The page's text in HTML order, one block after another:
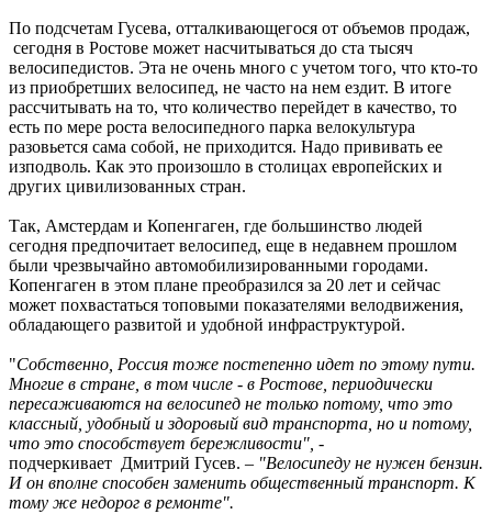
По подсчетам Гусева, отталкивающегося от объемов продаж,
сегодня в Ростове может насчитываться до ста тысяч
велосипедистов. Эта не очень много с учетом того, что кто-то
из приобретших велосипед, не часто на нем ездит. В итоге
рассчитывать на то, что количество перейдет в качество, то
есть по мере роста велосипедного парка велокультура
разовьется сама собой, не приходится. Надо прививать ее
изподволь. Как это произошло в столицах европейских и
других цивилизованных стран.
Так, Амстердам и Копенгаген, где большинство людей
сегодня предпочитает велосипед, еще в недавнем прошлом
были чрезвычайно автомобилизированными городами.
Копенгаген в этом плане преобразился за 20 лет и сейчас
может похвастаться топовыми показателями велодвижения,
обладающего развитой и удобной инфраструктурой.
"Собственно, Россия тоже постепенно идет по этому пути.
Многие в стране, в том числе - в Ростове, периодически
пересаживаются на велосипед не только потому, что это
классный, удобный и здоровый вид транспорта, но и потому,
что это способствует бережливости", -
подчеркивает Дмитрий Гусев. – "Велосипеду не нужен бензин.
И он вполне способен заменить общественный транспорт. К
тому же недорог в ремонте".